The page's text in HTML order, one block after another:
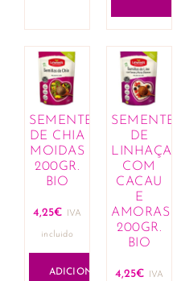
SEMENTES
DE CHIA
MOIDAS
200GR.
BIO
4,25€ IVA
incluido
ADICIONAR
SEMENTES
DE
LINHAÇA
COM
CACAU
E
AMORAS
200GR.
BIO
4,25€ IVA